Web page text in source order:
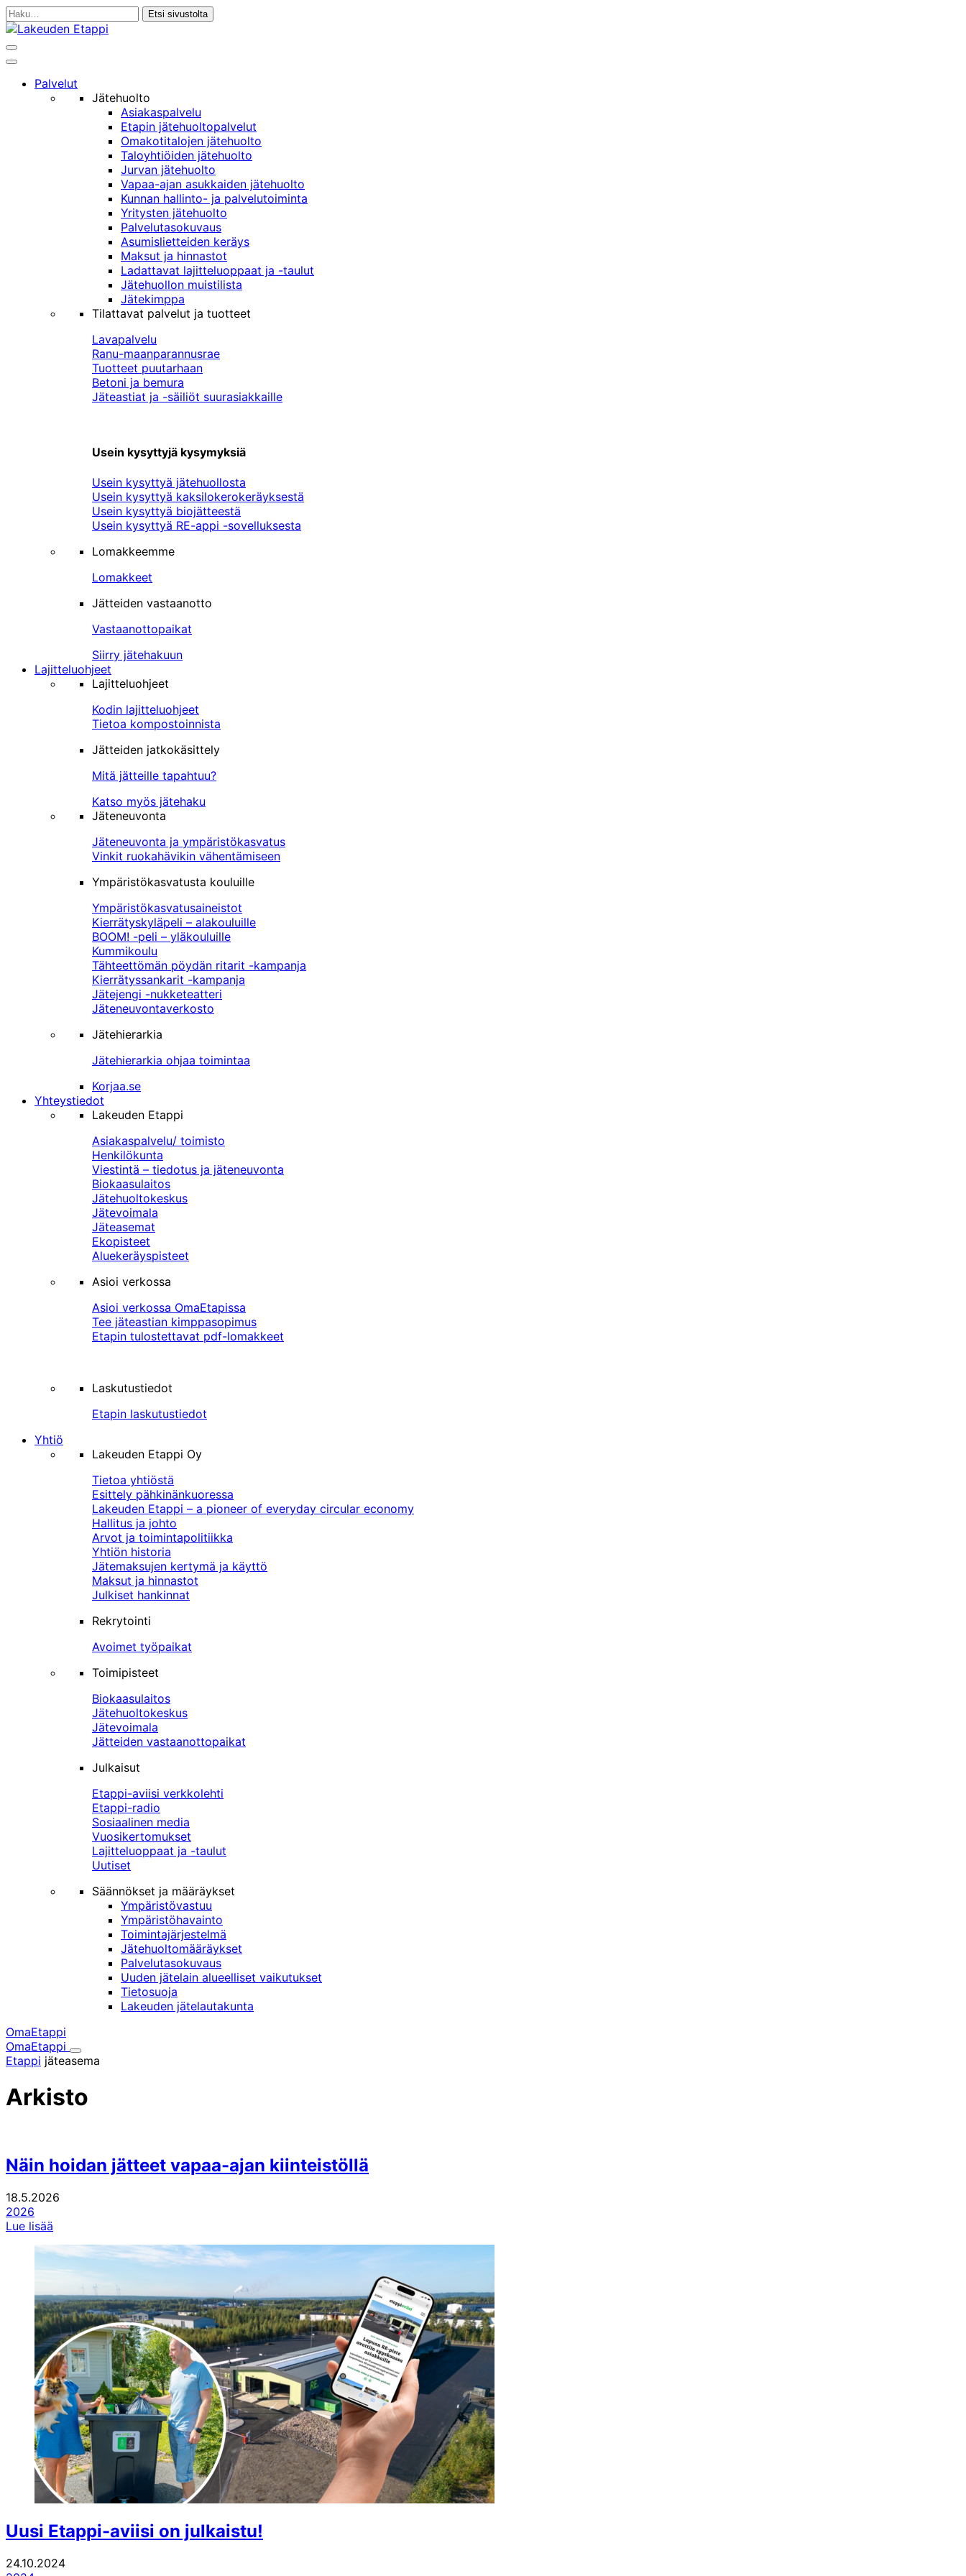
Siirry
sisältöön
Haku:
Haku
Päävalikko
Palvelut
Jätehuolto
Asiakaspalvelu
Etapin jätehuoltopalvelut
Omakotitalojen jätehuolto
Taloyhtiöiden jätehuolto
Jurvan jätehuolto
Vapaa-ajan asukkaiden jätehuolto
Kunnan hallinto- ja palvelutoiminta
Yritysten jätehuolto
Palvelutasokuvaus
Asumislietteiden keräys
Maksut ja hinnastot
Ladattavat lajitteluoppaat ja -taulut
Jätehuollon muistilista
Jätekimppa
Tilattavat palvelut ja tuotteet
Lavapalvelu
Ranu-maanparannusrae
Tuotteet puutarhaan
Betoni ja bemura
Jäteastiat ja -säiliöt suurasiakkaille
Usein kysyttyjä kysymyksiä
Usein kysyttyä jätehuollosta
Usein kysyttyä kaksilokerokeräyksestä
Usein kysyttyä biojätteestä
Usein kysyttyä RE-appi -sovelluksesta
Lomakkeemme
Lomakkeet
Jätteiden vastaanotto
Vastaanottopaikat
Siirry jätehakuun
Lajitteluohjeet
Lajitteluohjeet
Kodin lajitteluohjeet
Tietoa kompostoinnista
Jätteiden jatkokäsittely
Mitä jätteille tapahtuu?
Katso myös jätehaku
Jäteneuvonta
Jäteneuvonta ja ympäristökasvatus
Vinkit ruokahävikin vähentämiseen
Ympäristökasvatusta kouluille
Ympäristökasvatusaineistot
Kierrätyskyläpeli – alakouluille
BOOM! -peli – yläkouluille
Kummikoulu
Tähteettömän pöydän ritarit -kampanja
Kierrätyssankarit -kampanja
Jätejengi -nukketeatteri
Jäteneuvontaverkosto
Jätehierarkia
Jätehierarkia ohjaa toimintaa
Korjaa.se
Yhteystiedot
Lakeuden Etappi
Asiakaspalvelu/ toimisto
Henkilökunta
Viestintä – tiedotus ja jäteneuvonta
Biokaasulaitos
Jätehuoltokeskus
Jätevoimala
Jäteasemat
Ekopisteet
Aluekeräyspisteet
Asioi verkossa
Asioi verkossa OmaEtapissa
Tee jäteastian kimppasopimus
Etapin tulostettavat pdf-lomakkeet
Laskutustiedot
Etapin laskutustiedot
Yhtiö
Lakeuden Etappi Oy
Tietoa yhtiöstä
Esittely pähkinänkuoressa
Lakeuden Etappi – a pioneer of everyday circular economy
Hallitus ja johto
Arvot ja toimintapolitiikka
Yhtiön historia
Jätemaksujen kertymä ja käyttö
Maksut ja hinnastot
Julkiset hankinnat
Rekrytointi
Avoimet työpaikat
Toimipisteet
Biokaasulaitos
Jätehuoltokeskus
Jätevoimala
Jätteiden vastaanottopaikat
Julkaisut
Etappi-aviisi verkkolehti
Etappi-radio
Sosiaalinen media
Vuosikertomukset
Lajitteluoppaat ja -taulut
Uutiset
Säännökset ja määräykset
Ympäristövastuu
Ympäristöhavainto
Toimintajärjestelmä
Jätehuoltomääräykset
Palvelutasokuvaus
Uuden jätelain alueelliset vaikutukset
Tietosuoja
Lakeuden jätelautakunta
OmaEtappi
OmaEtappi
Haku
Olet
Etappi jäteasema
Arkisto
Näin hoidan jätteet vapaa-ajan kiinteistöllä
18.5.2026
2026
Lue lisää
Uusi Etappi-aviisi on julkaistu!
24.10.2024